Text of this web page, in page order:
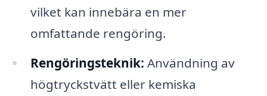
vilket kan innebära en mer
omfattande rengöring.
Rengöringsteknik: Användning av
högtryckstvätt eller kemiska